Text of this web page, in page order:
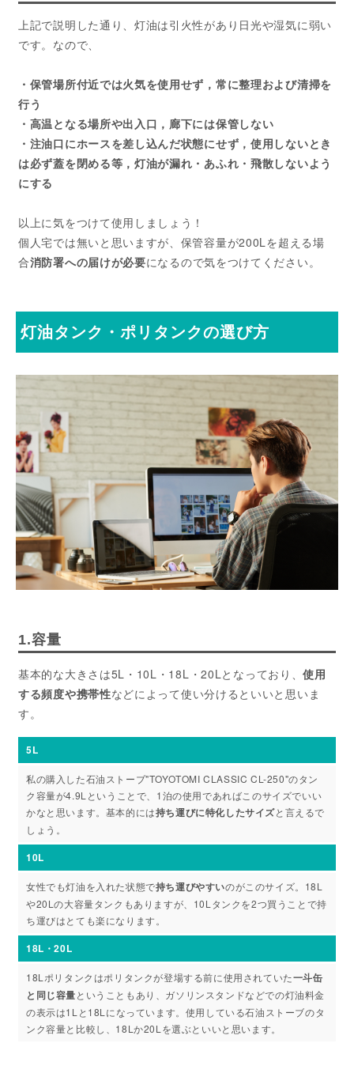
上記で説明した通り、灯油は引火性があり日光や湿気に弱い
です。なので、
・保管場所付近では火気を使用せず，常に整理および清掃を
行う
・高温となる場所や出入口，廊下には保管しない
・注油口にホースを差し込んだ状態にせず，使用しないとき
は必ず蓋を閉める等，灯油が漏れ・あふれ・飛散しないよう
にする
以上に気をつけて使用しましょう！
個人宅では無いと思いますが、保管容量が200Lを超える場
合消防署への届けが必要になるので気をつけてください。
灯油タンク・ポリタンクの選び方
1.容量
基本的な大きさは5L・10L・18L・20Lとなっており、使用
する頻度や携帯性などによって使い分けるといいと思いま
す。
5L
私の購入した石油ストーブ"TOYOTOMI CLASSIC CL-250"のタン
ク容量が4.9Lということで、1泊の使用であればこのサイズでいい
かなと思います。基本的には持ち運びに特化したサイズと言えるで
しょう。
10L
女性でも灯油を入れた状態で持ち運びやすいのがこのサイズ。18L
や20Lの大容量タンクもありますが、10Lタンクを2つ買うことで持
ち運びはとても楽になります。
18L・20L
18Lポリタンクはポリタンクが登場する前に使用されていた一斗缶
と同じ容量ということもあり、ガソリンスタンドなどでの灯油料金
の表示は1Lと18Lになっています。使用している石油ストーブのタ
ンク容量と比較し、18Lか20Lを選ぶといいと思います。